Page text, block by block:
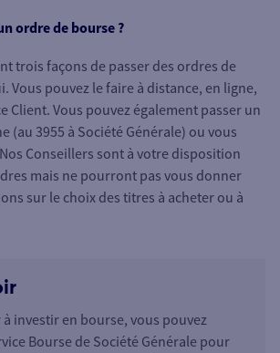
ordre de bourse ?
trois façons de passer des ordres de
Vous pouvez le faire à distance, en ligne,
Client. Vous pouvez également passer un
(au 3955 à Société Générale) ou vous
Conseillers sont à votre disposition
mais ne pourront pas vous donner
sur le choix des titres à acheter ou à
investir en bourse, vous pouvez
Bourse de Société Générale pour